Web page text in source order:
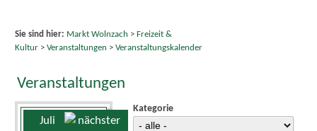
Sie sind hier: Markt Wolnzach > Freizeit &
Kultur> Veranstaltungen > Veranstaltungskalender
Veranstaltungen
Juli
Kategorie